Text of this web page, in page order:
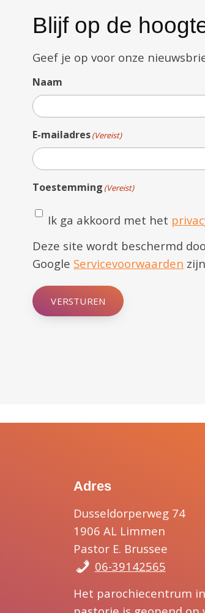
Blijf op de
Geef je op voor onze
Naam
E-mailadres(Vereist)
Toestemming (Vereist)
Ik ga akkoord met het
Deze site wordt beschermd
Google Servicevoorwaarden
VERSTUREN
Adres
Dusseldorperweg 74
1906 AL Limmen
Pastor E. Brussee
06-39142565
Het parochiecentrum